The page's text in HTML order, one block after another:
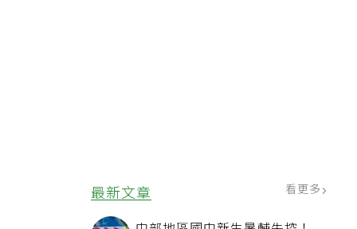
最新文章 看更多